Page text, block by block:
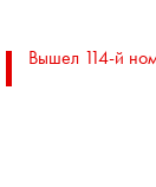
Вышел 114-й